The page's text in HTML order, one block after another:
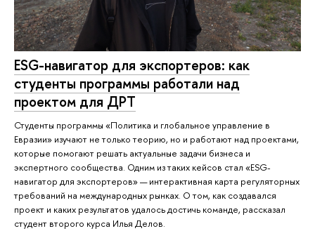
ESG-навигатор для экспортеров: как
студенты программы работали над
проектом для ДРТ
Студенты программы «Политика и глобальное управление в
Евразии» изучают не только теорию, но и работают над проектами,
которые помогают решать актуальные задачи бизнеса и
экспертного сообщества. Одним из таких кейсов стал «ESG-
навигатор для экспортеров» — интерактивная карта регуляторных
требований на международных рынках. О том, как создавался
проект и каких результатов удалось достичь команде, рассказал
студент второго курса Илья Делов.